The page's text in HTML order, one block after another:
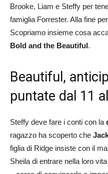
Brooke, Liam e Steffy per
famiglia Forrester. Alla fine
Scopriamo insieme cosa
Bold and the Beautiful.
Beautiful,
puntate dal 11
Steffy deve fare i conti con la
ragazzo ha scoperto che
figlia di Ridge insiste con il
Sheila di entrare nella loro